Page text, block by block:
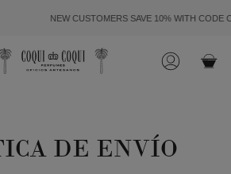
NEW CUSTOMERS SAVE 10% WITH CODE
CUENTA
DE ENVÍO